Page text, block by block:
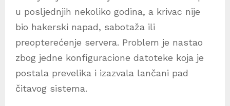
u posljednjih nekoliko godina, a krivac nije
bio hakerski napad, sabotaža ili
preopterećenje servera. Problem je nastao
zbog jedne konfiguracione datoteke koja je
postala prevelika i izazvala lančani pad
čitavog sistema.